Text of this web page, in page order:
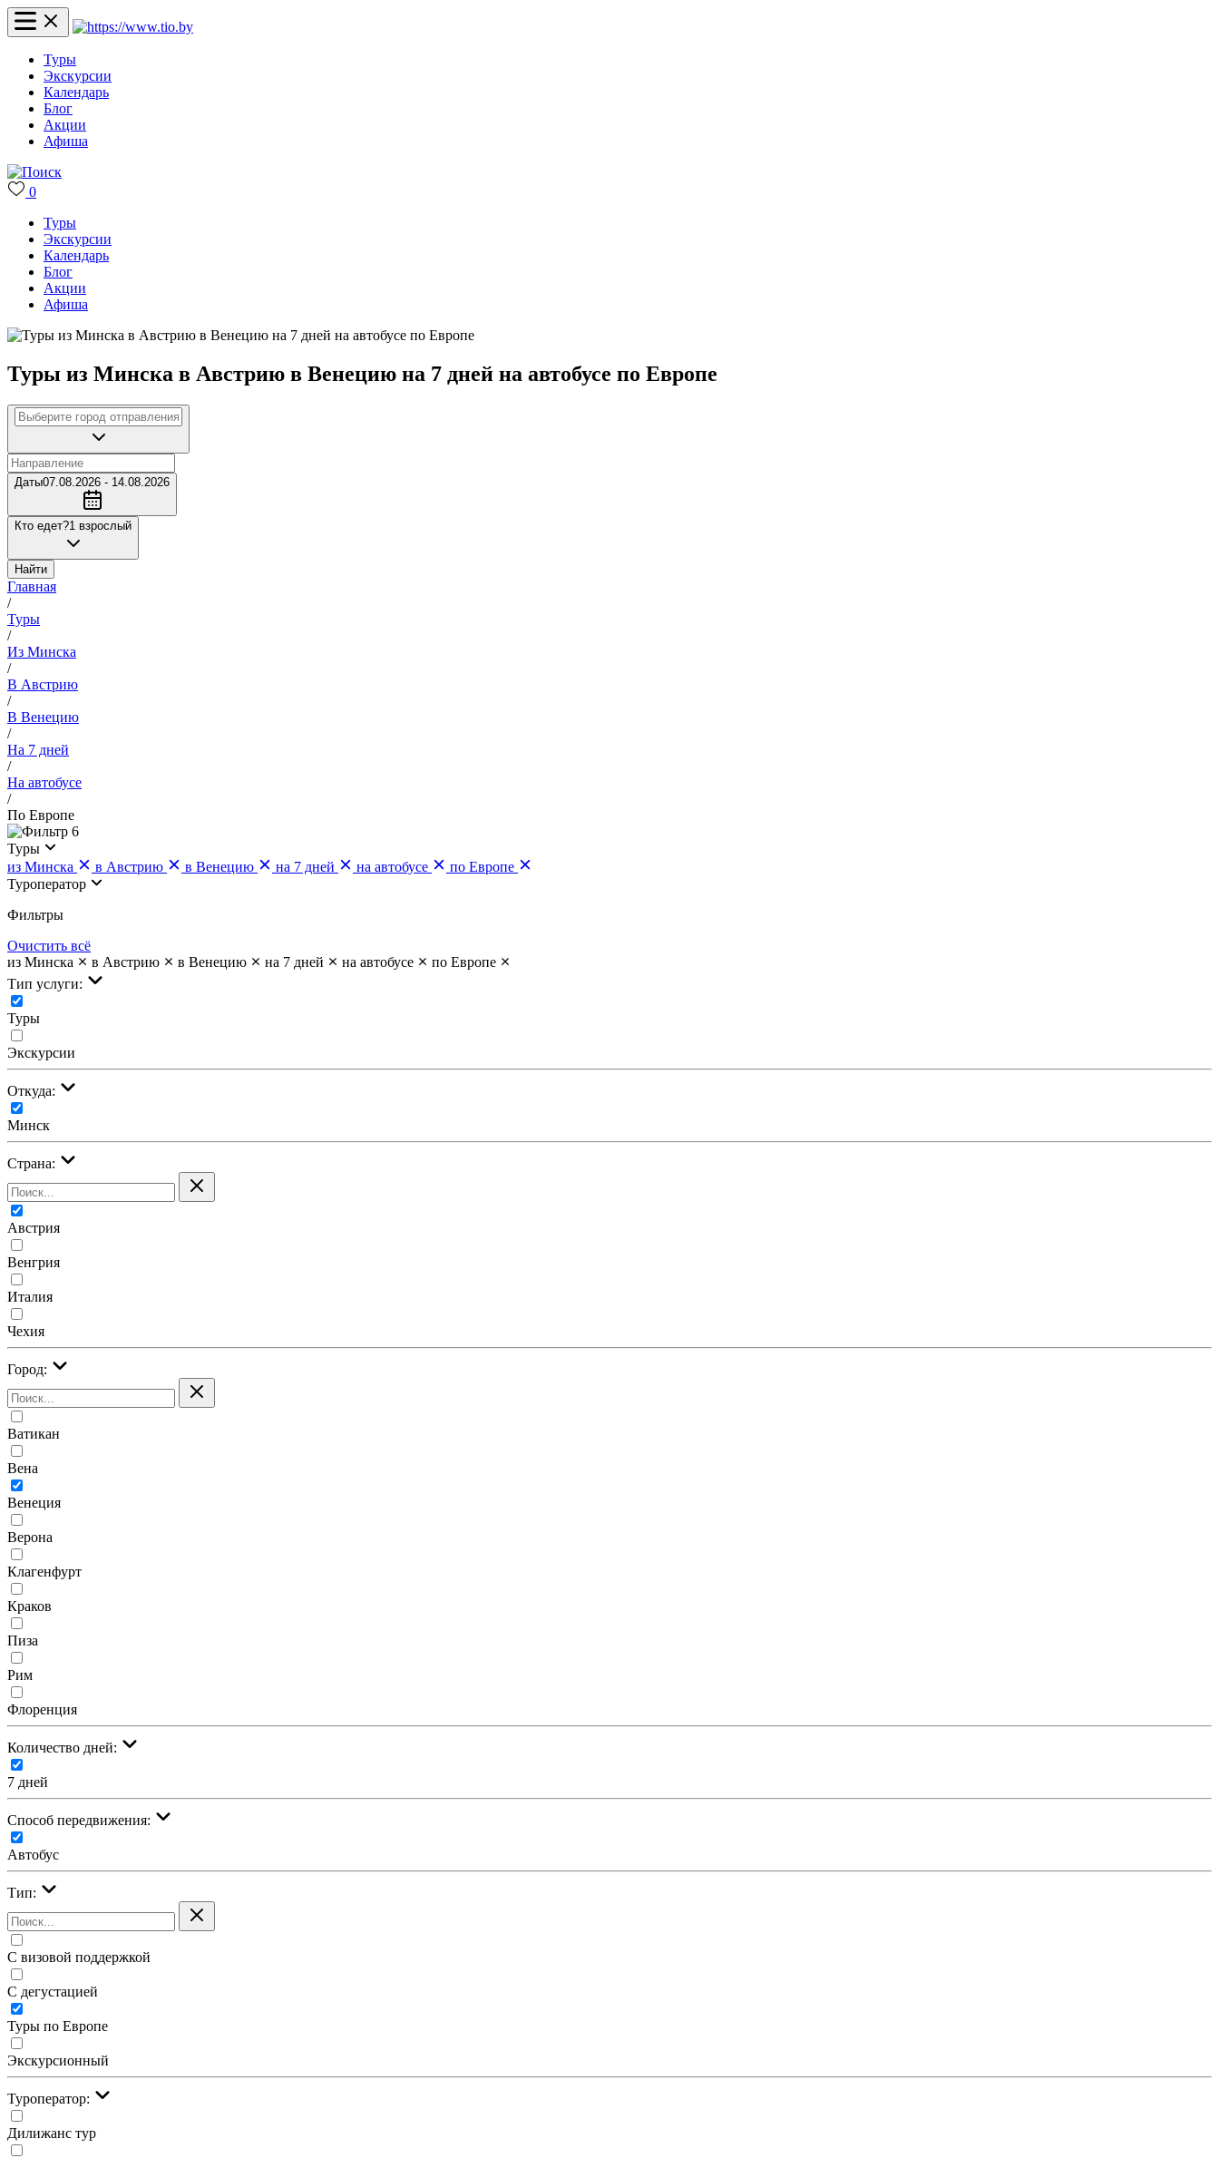
Туры
Экскурсии
Календарь
Блог
Акции
Афиша
0
Туры
Экскурсии
Календарь
Блог
Акции
Афиша
Туры из Минска в Австрию в Венецию на 7 дней на автобусе по Европе
Даты07.08.2026 - 14.08.2026
Кто едет?1 взрослый
Найти
Главная
/
Туры
/
Из Минска
/
В Австрию
/
В Венецию
/
На 7 дней
/
На автобусе
/
По Европе
6
Туры
из Минска
в Австрию в Венецию на 7 дней на автобусе
по Европе
Туроператор
Фильтры
Очистить всё
из Минска
в Австрию в Венецию на 7 дней на автобусе
по Европе
Тип услуги:
Туры
Экскурсии
Откуда:
Минск
Страна:
Австрия
Венгрия
Италия
Чехия
Город:
Ватикан
Вена
Венеция
Верона
Клагенфурт
Краков
Пиза
Рим
Флоренция
Количество дней:
7 дней
Cпособ передвижения:
Автобус
Тип:
С визовой поддержкой
С дегустацией
Туры по Европе
Экскурсионный
Туроператор:
Дилижанс тур